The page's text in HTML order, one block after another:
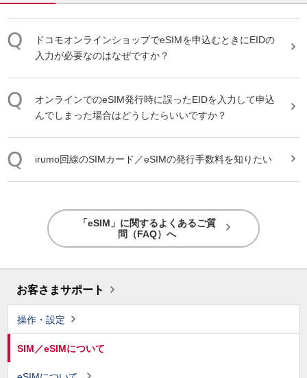
ドコモオンラインショップでeSIMを申込むときにEIDの
入力が必要なのはなぜですか？
オンラインでのeSIM発行時に誤ったEIDを入力して申込
んでしまった場合はどうしたらいいですか？
irumo回線のSIMカード／eSIMの発行手数料を知りたい
「eSIM」に関するよくあるご質
問（FAQ）へ
お客さまサポート
操作・設定
SIM／eSIMについて